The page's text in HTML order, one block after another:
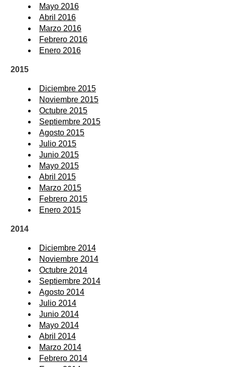
Mayo 2016
Abril 2016
Marzo 2016
Febrero 2016
Enero 2016
2015
Diciembre 2015
Noviembre 2015
Octubre 2015
Septiembre 2015
Agosto 2015
Julio 2015
Junio 2015
Mayo 2015
Abril 2015
Marzo 2015
Febrero 2015
Enero 2015
2014
Diciembre 2014
Noviembre 2014
Octubre 2014
Septiembre 2014
Agosto 2014
Julio 2014
Junio 2014
Mayo 2014
Abril 2014
Marzo 2014
Febrero 2014